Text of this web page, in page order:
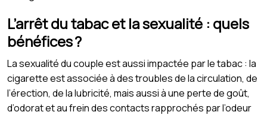
L’arrêt du tabac et la sexualité : quels
bénéfices ?
La sexualité du couple est aussi impactée par le tabac : la
cigarette est associée à des troubles de la circulation, de
l’érection, de la lubricité, mais aussi à une perte de goût,
d’odorat et au frein des contacts rapprochés par l’odeur